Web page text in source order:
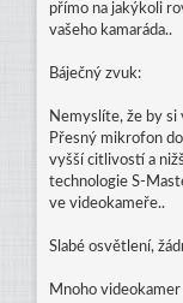
přímo na jakýkoli
vašeho kamaráda..
Báječný zvuk:
Nemyslíte, že by si
Přesný mikrofon
vyšší citlivostí a
technologie S-
ve videokameře..
Slabé osvětlení,
Mnoho